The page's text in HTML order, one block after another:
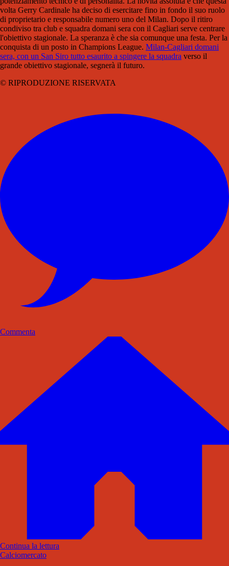
volta Gerry Cardinale ha deciso di esercitare fino in fondo il suo ruolo
di proprietario e responsabile numero uno del Milan. Dopo il ritiro
condiviso tra club e squadra domani sera con il Cagliari serve centrare
l'obiettivo stagionale. La speranza è che sia comunque una festa. Per la
conquista di un posto in Champions League. Milan-Cagliari domani
sera, con un San Siro tutto esaurito a spingere la squadra verso il
grande obiettivo stagionale, segnerà il futuro.
© RIPRODUZIONE RISERVATA
Commenta
Continua la lettura
Calciomercato